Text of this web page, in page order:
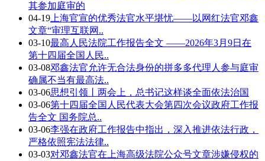
其参加庭审的
04-19 上海官宣的优秀法官水平堪忧——以网红法官邓鑫
文章“审理互联网..
03-10最高人民法院工作报告全文 ——2026年3月9日在
第十四届全国人民..
03-08邓鑫法官允许无合法身份的拼多多代理人参与庭审
确属不当有最高法..
03-06思想引领丨两会上，总书记这样谈全面依法治国
03-06第十四届全国人民代表大会第四次会议政府工作报
告全文 国务院总..
03-06李强在政府工作报告中指出，深入推进依法行政，
严格依照宪法法律..
03-03对邓鑫法官在上海高级法院公众号文章涉嫌侵权的